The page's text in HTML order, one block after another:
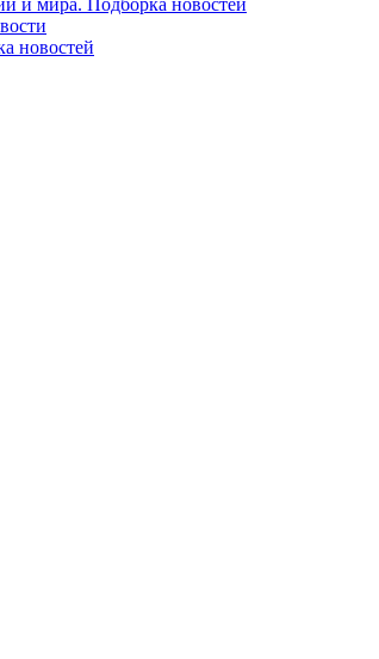
и мира. Подборка новостей
новостей